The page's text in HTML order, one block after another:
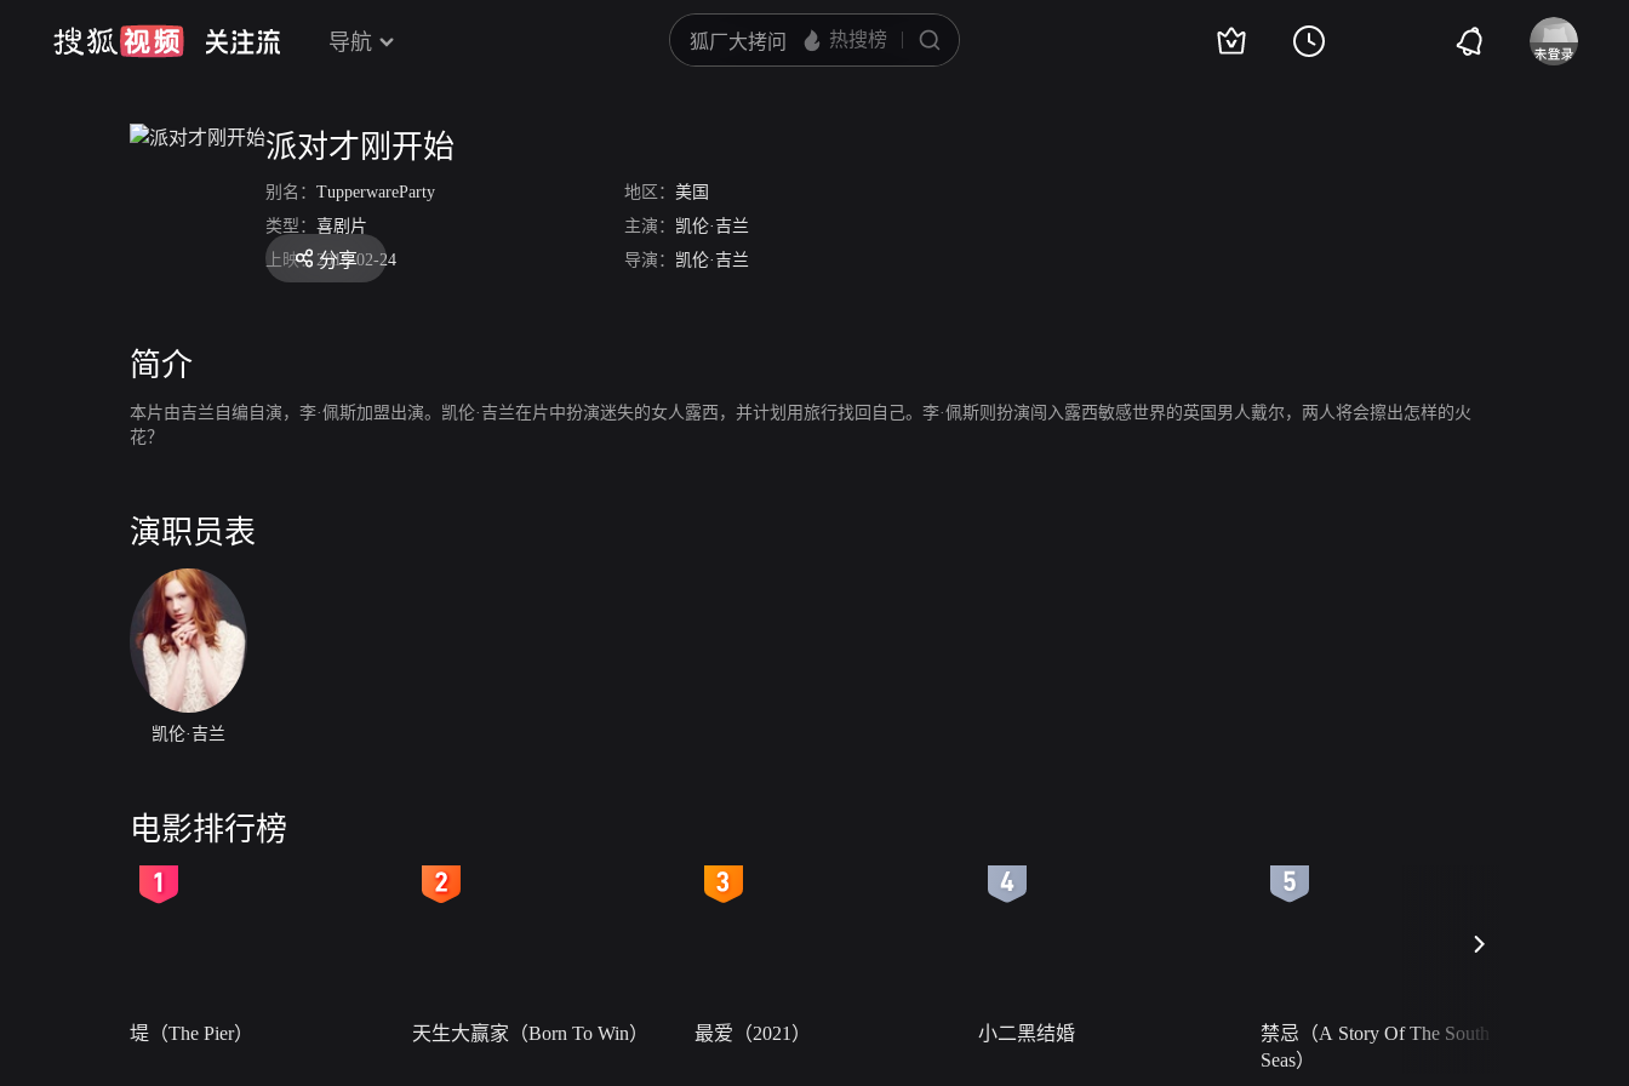
导航
派对才刚开始
别名： TupperwareParty 地区： 美国
类型： 喜剧片 主演： 凯伦·吉兰
上映： 2018-02-24 导演： 凯伦·吉兰
分享
简介
本片由吉兰自编自演，李·佩斯加盟出演。凯伦·吉兰在片中扮演迷失的女人露西，并计划用旅行找回自己。李·佩斯则扮演闯入露西敏感世界的英国男人戴尔，两人将会擦出怎样的火
花？
演职员表
凯伦·吉兰
电影排行榜
堤（The Pier） 天生大赢家（Born To Win） 最爱（2021） 小二黑结婚
禁忌（A Story Of The South
Seas）